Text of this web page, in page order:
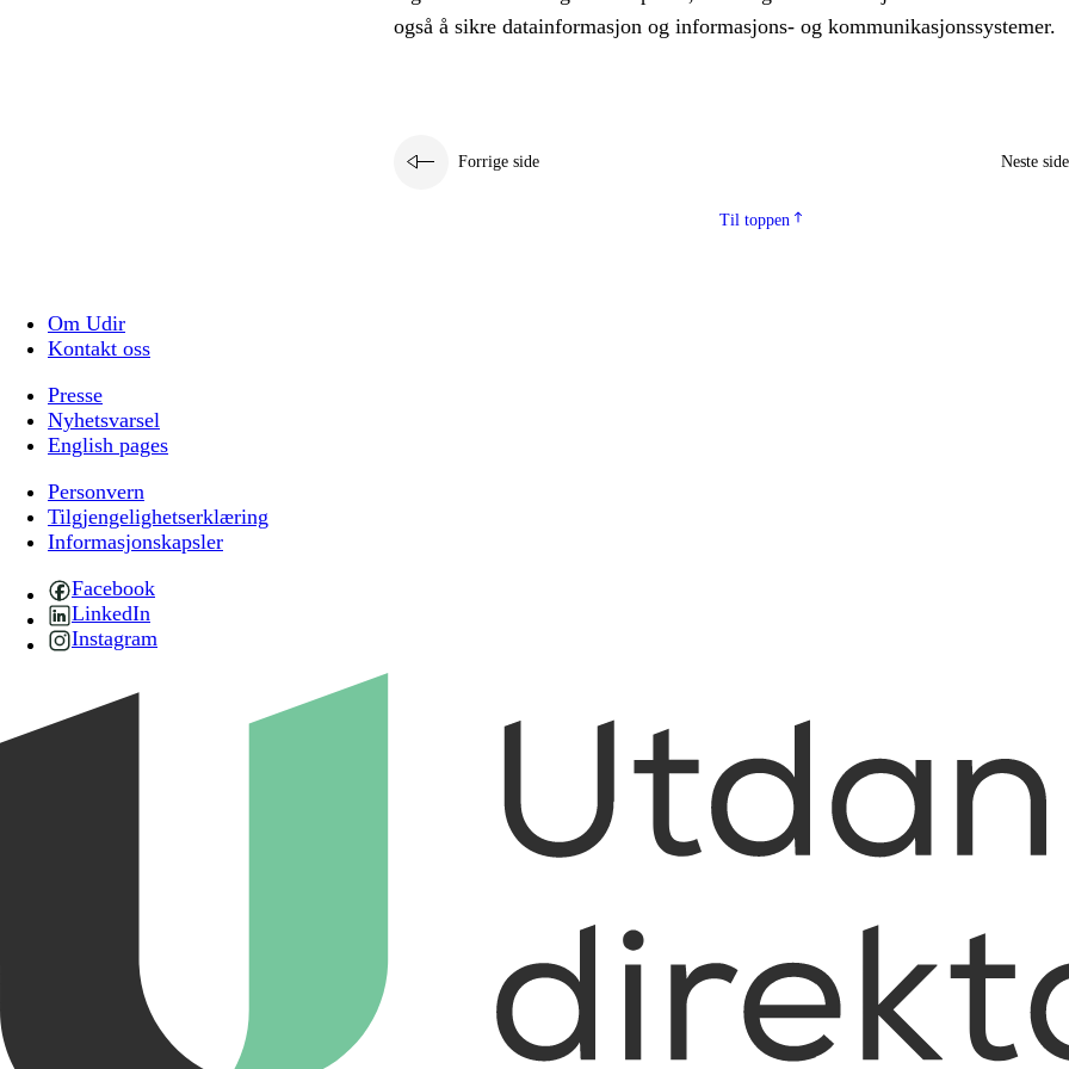
også å sikre datainformasjon og informasjons- og kommunikasjonssystemer.
Forrige side Neste side
Til toppen
Om Udir
Kontakt oss
Presse
Nyhetsvarsel
English pages
Personvern
Tilgjengelighetserklæring
Informasjonskapsler
Facebook
LinkedIn
Instagram